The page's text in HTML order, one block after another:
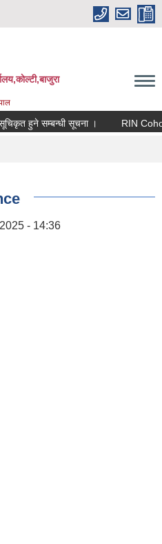
हुने सम्बन्धी सूचना । RIN Cohor III
- 14:36